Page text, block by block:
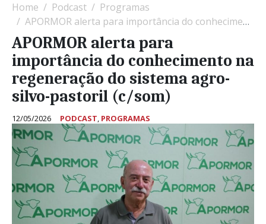
Home Podcast
Programas
APORMOR alerta para importância do conhecimento na regeneração do sistema agro-silvo-pastoril (c/som)
APORMOR alerta para
importância do conhecimento na
regeneração do sistema agro-
silvo-pastoril (c/som)
12/05/2026 PODCAST, PROGRAMAS